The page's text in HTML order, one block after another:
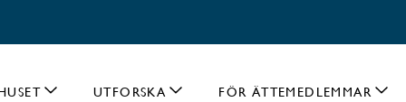
UTFORSKA FÖR ÄTTEMEDLEMMAR